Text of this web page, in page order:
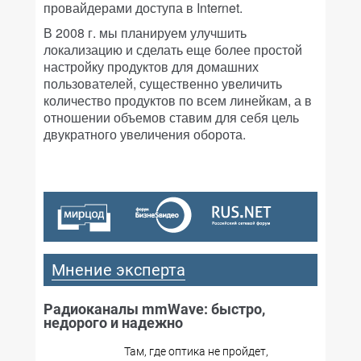
провайдерами доступа в Internet.
В 2008 г. мы планируем улучшить
локализацию и сделать еще более простой
настройку продуктов для домашних
пользователей, существенно увеличить
количество продуктов по всем линейкам, а в
отношении объемов ставим для себя цель
двукратного увеличения оборота.
Мнение эксперта
Радиоканалы mmWave: быстро,
недорого и надежно
Там, где оптика не пройдет,